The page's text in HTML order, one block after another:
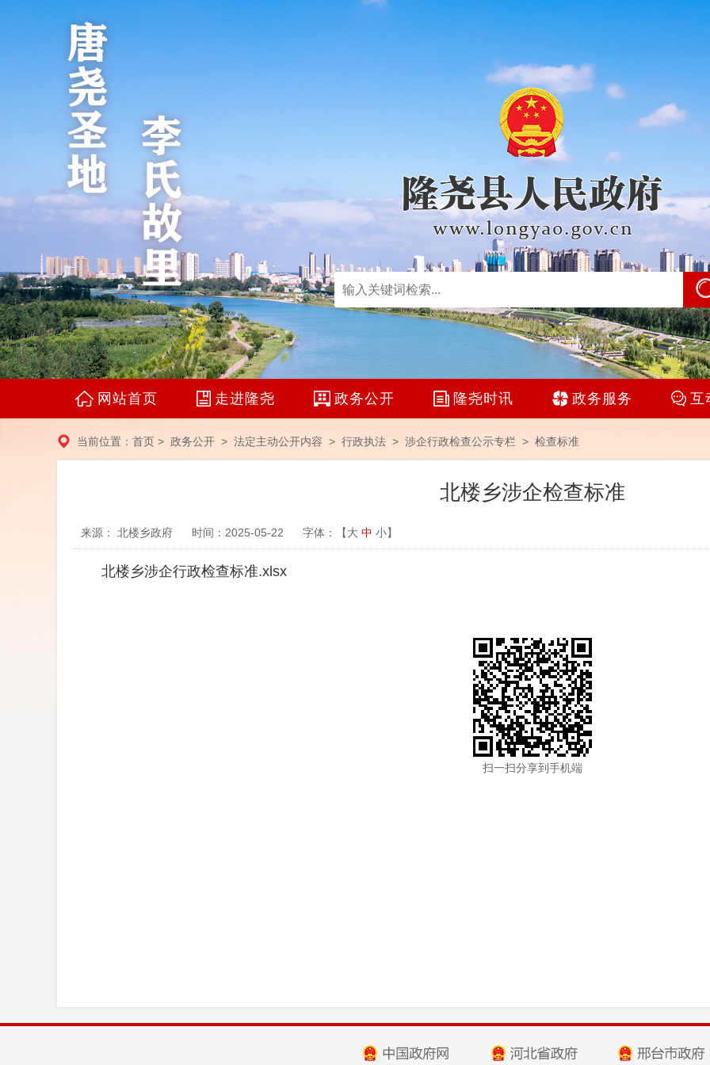
网站首页 走进隆尧 政务公开 隆尧时讯 政务服务 互
当前位置： 首页 > 政务公开 > 法定主动公开内容 > 行政执法 > 涉企行政检查公示专栏 > 检查标准
北楼乡涉企检查标准
来源： 北楼乡政府 时间：2025-05-22 字体：【大 中 小】
北楼乡涉企行政检查标准.xlsx
扫一扫分享到手机端